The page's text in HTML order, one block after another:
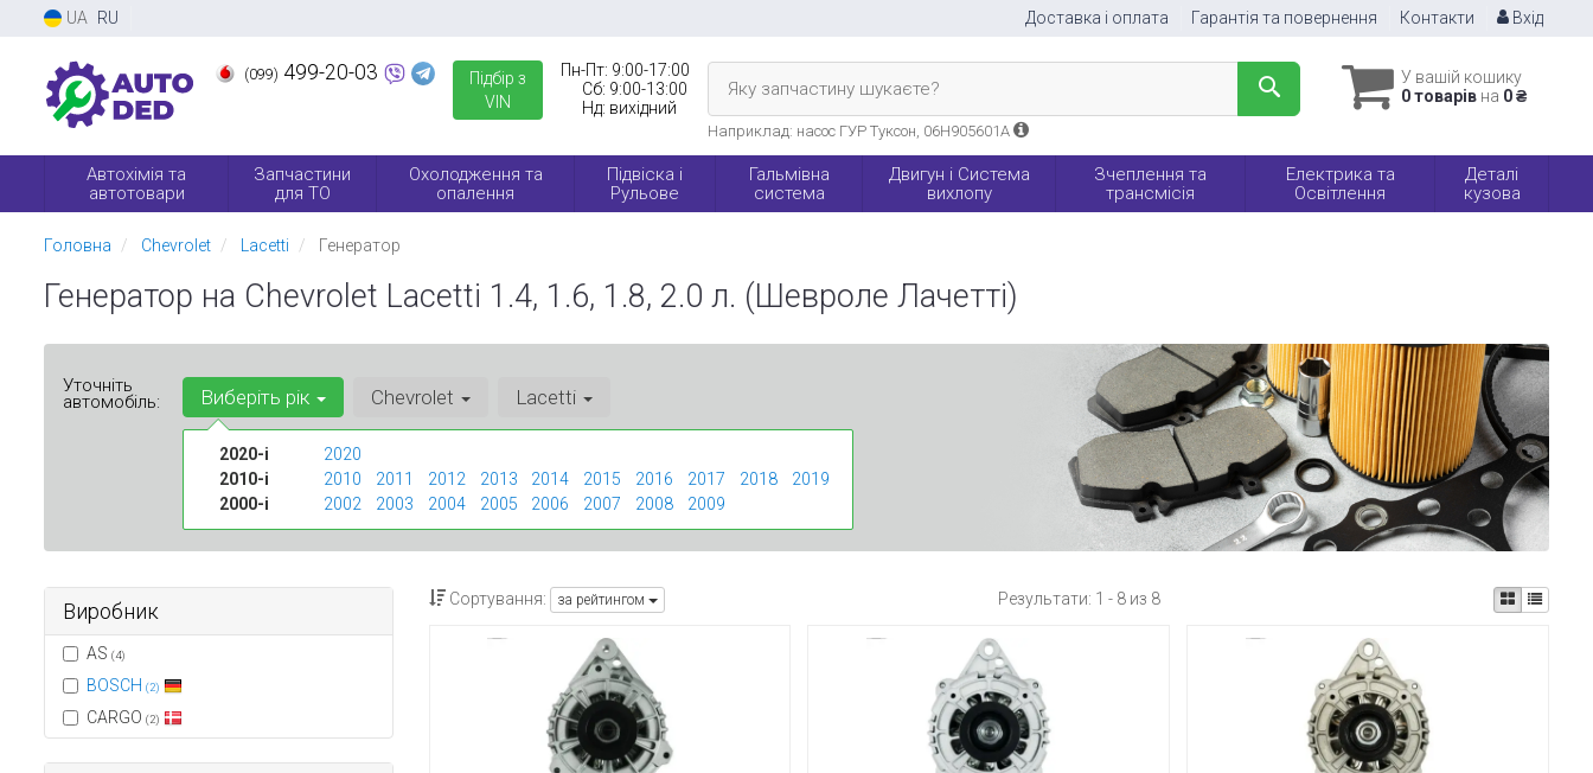
UA RU Доставка і оплата Гарантія та повернення Контакти Вхід
(099) 499-20-03
Підбір з
VIN
Пн-Пт: 9:00-17:00
Сб: 9:00-13:00
Нд: вихідний
У вашій кошику
0 товарів на 0 ₴
Яку запчастину шукаєте?
Наприклад: насос ГУР Туксон, 06H905601A
Автохімія та
автотовари
Запчастини
для ТО
Охолодження та
опалення
Підвіска і
Рульове
Гальмівна
система
Двигун і Система
вихлопу
Зчеплення та
трансмісія
Електрика та
Освітлення
Деталі
кузова
Головна Chevrolet Lacetti Генератор
Генератор на Chevrolet Lacetti 1.4, 1.6, 1.8, 2.0 л. (Шевроле Лачетті)
Уточніть
автомобіль: Виберіть рік
2020-і
2020
2010-і
2010 2011 2012 2013 2014 2015 2016 2017 2018
2019
2000-і
2002 2003 2004 2005 2006 2007 2008 2009
Chevrolet Lacetti
Виробник
AS (4)
BOSCH (2)
CARGO (2)
Сортування: за рейтингом Результати: 1 - 8 из 8